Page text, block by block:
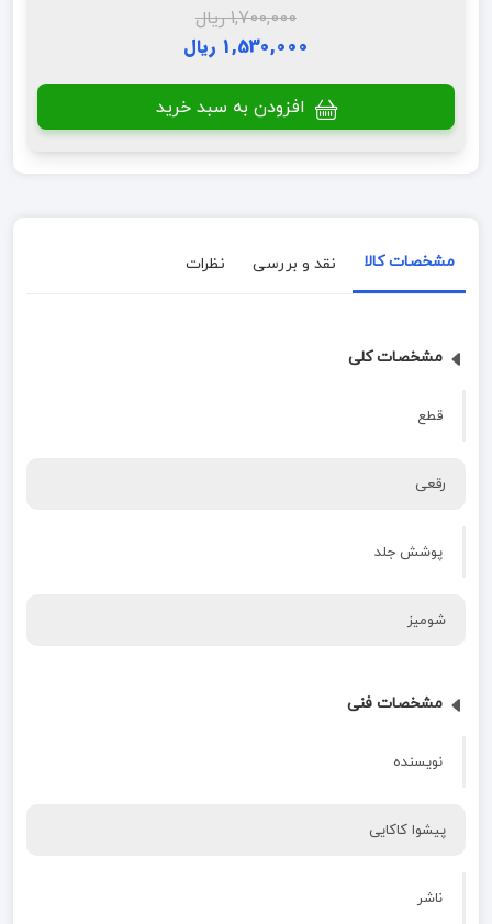
1,700,000 ریال
1,530,000 ریال
افزودن به سبد خرید
مشخصات کالا نقد و بررسی نظرات
مشخصات کلی
قطع
رقعی
پوشش جلد
شومیز
مشخصات فنی
نویسنده
پیشوا کاکایی
ناشر